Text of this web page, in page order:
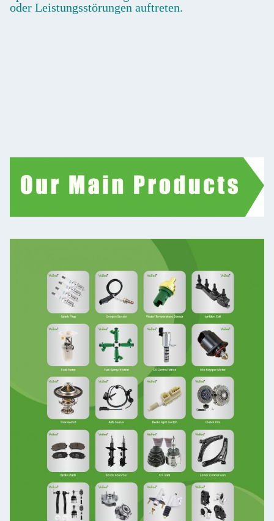
oder Leistungsstörungen auftreten.